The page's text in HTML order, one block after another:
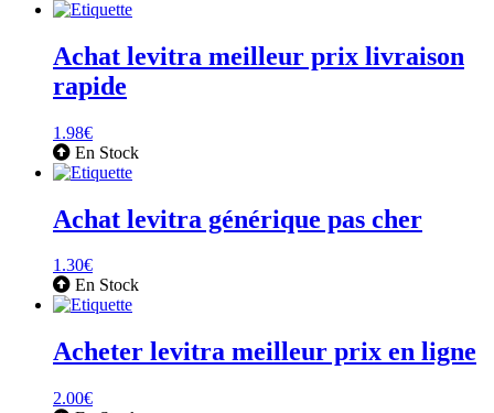
Achat levitra meilleur prix livraison
rapide
1.98€
En Stock
Achat levitra générique pas cher
1.30€
En Stock
Acheter levitra meilleur prix en ligne
2.00€